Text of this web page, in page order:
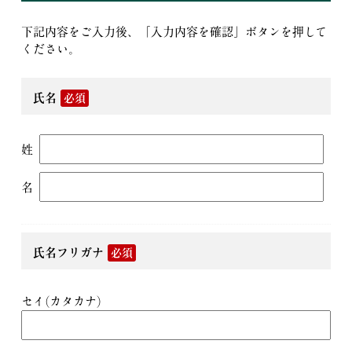
下記内容をご入力後、「入力内容を確認」ボタンを押して
ください。
氏名 必須
姓
名
氏名フリガナ 必須
セイ(カタカナ)